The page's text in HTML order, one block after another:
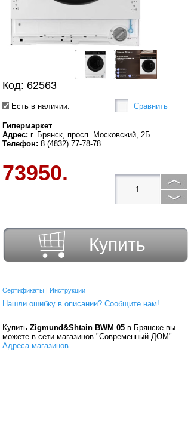
Код: 62563
Есть в наличии: Сравнить
Гипермаркет
Адрес: г. Брянск, просп. Московский, 2Б
Телефон: 8 (4832) 77-78-78
73950.
Купить
Сертификаты | Инструкции
Нашли ошибку в описании? Сообщите нам!
Купить Zigmund&Shtain BWM 05 в Брянске вы
можете в сети магазинов "Современный ДОМ".
Адреса магазинов